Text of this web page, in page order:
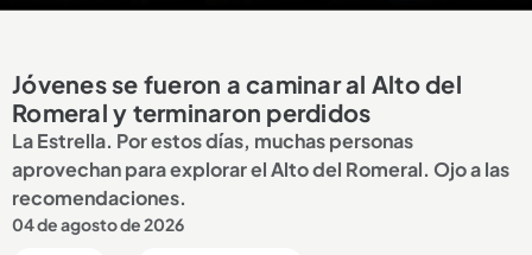
Jóvenes se fueron a caminar al Alto del
Romeral y terminaron perdidos
La Estrella. Por estos días, muchas personas
aprovechan para explorar el Alto del Romeral. Ojo a las
recomendaciones.
04 de agosto de 2026